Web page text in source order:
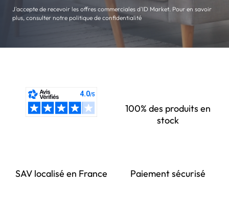
J'accepte de recevoir les offres commerciales d'ID Market. Pour en savoir
plus, consulter notre politique de confidentialité
100% des produits en
stock
SAV localisé en France Paiement sécurisé